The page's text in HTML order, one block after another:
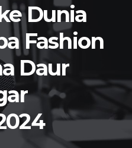
Dunia
Fashion
Daur